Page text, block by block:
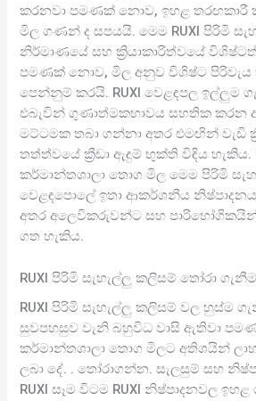
කරනවා පමණක් නොව, ඉහළ තරඟකාරී
මිල ගණන් ද සපයයි. මෙම RUXI පිරිමි
නිර්මාණයේ සහ ක්‍රියාකාරිත්වයේ
පමණක් නොව, මිල අනුව විශිෂ්ට පිරිවැය
පෙන්නුම් කරයි. RUXI වෙළඳපල ඉල්ලුම
එබැවින් ගුණාත්මකභාවය සහතික කරන
මට්ටමක තබා ගන්නා අතර එමඟින් වැඩි
තත්ත්වයේ ක්‍රීඩා ඇඳුම් භුක්ති විඳිය හැකිය.
කර්මාන්තශාලා තොග මිල මෙම පිරිමි
වෙළඳපොලේ ඉතා ආකර්ශනීය
අතර අලෙවිකරුවන්ට සහ
ගත හැකිය.
RUXI පිරිමි සැහැල්ලු කලිසම් තෝරා
RUXI පිරිමි සැහැල්ලු කලිසම් වල හුස්ම
සුවපහසුව වැනි බහුවිධ වාසි ඇතිවා
කර්මාන්තශාලා තොග මිලට අතිශයින්
ලබා දේ. . තෝරාගන්න. සැලසුම් සහ
RUXI සෑම විටම RUXI නිෂ්පාදනවල